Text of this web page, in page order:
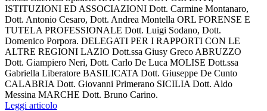
ISTITUZIONI ED ASSOCIAZIONI Dott. Carmine Montanaro,
Dott. Antonio Cesaro, Dott. Andrea Montella ORL FORENSE E
TUTELA PROFESSIONALE Dott. Luigi Sodano, Dott.
Domenico Porpora. DELEGATI PER I RAPPORTI CON LE
ALTRE REGIONI LAZIO Dott.ssa Giusy Greco ABRUZZO
Dott. Giampiero Neri, Dott. Carlo De Luca MOLISE Dott.ssa
Gabriella Liberatore BASILICATA Dott. Giuseppe De Cunto
CALABRIA Dott. Giovanni Primerano SICILIA Dott. Aldo
Messina MARCHE Dott. Bruno Carino.
Leggi articolo